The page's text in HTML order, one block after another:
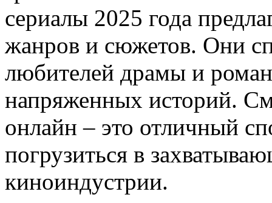
сериалы 2025 года
жанров и сюжетов. Они
любителей драмы и
напряженных историй.
онлайн – это отличный
погрузиться в
киноиндустрии.